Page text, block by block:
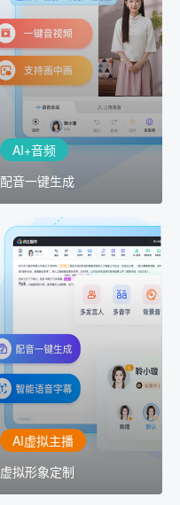
AI+音频
配音一键生成
配音一键生成
AI+音频：基于全球领先的
TTS能力打造的AI音频制作
工具，输入文本、选择发
音人即可一键生成专业音
AI虚拟主播
虚拟形象定制
讯飞智作：让每一个内容
创作者高效生产灵活定制